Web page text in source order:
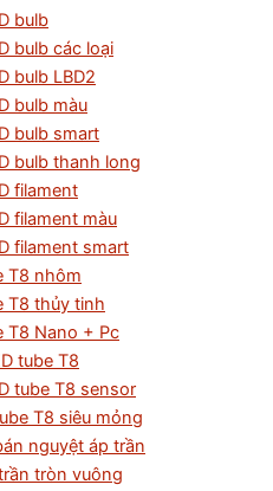
bulb
bulb các loại
bulb LBD2
bulb màu
bulb smart
bulb thanh long
filament
filament màu
filament smart
T8 nhôm
T8 thủy tinh
T8 Nano + Pc
tube T8
tube T8 sensor
T8 siêu mỏng
nguyệt áp trần
tròn vuông